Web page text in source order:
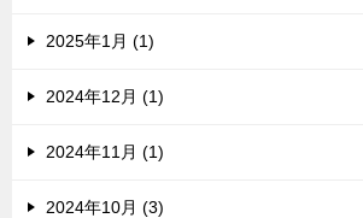
2025年1月 (1)
2024年12月 (1)
2024年11月 (1)
2024年10月 (3)